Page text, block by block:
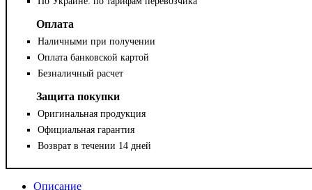
Оплата
Наличными при получении
Оплата банковской картой
Безналичный расчет
Защита покупки
Оригинальная продукция
Официальная гарантия
Возврат в течении 14 дней
Описание